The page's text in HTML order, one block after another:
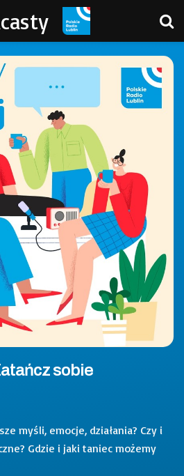
sobie
myśli, emocje, działania? Czy i
Gdzie i jaki taniec możemy